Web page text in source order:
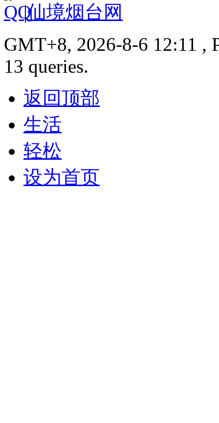
|仙境烟台网
GMT+8, 2026-8-6 12:11 ,
13 queries.
返回顶部
生活
轻松
设为首页